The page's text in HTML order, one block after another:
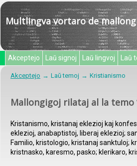
Multlingva vortaro de
Akceptejo Laŭ signoj Laŭ lingvoj Laŭ
Akceptejo Laŭ temoj Kristianismo
Mallongigoj rilataj al la temo
Kristanismo, kristanaj eklezioj kaj
eklezioj, anabaptistoj, liberaj eklezioj;
Familio, kristologio, kristanaj sanktuloj;
kristnasko, karesmo, pasko; klerikaro,